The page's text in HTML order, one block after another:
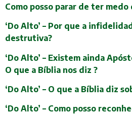
Como posso parar de ter medo
‘Do Alto’ – Por que a
destrutiva?
‘Do Alto’ – Existem ainda
O que a Bíblia nos diz ?
‘Do Alto’ – O que a Bíblia diz
‘Do Alto’ – Como posso